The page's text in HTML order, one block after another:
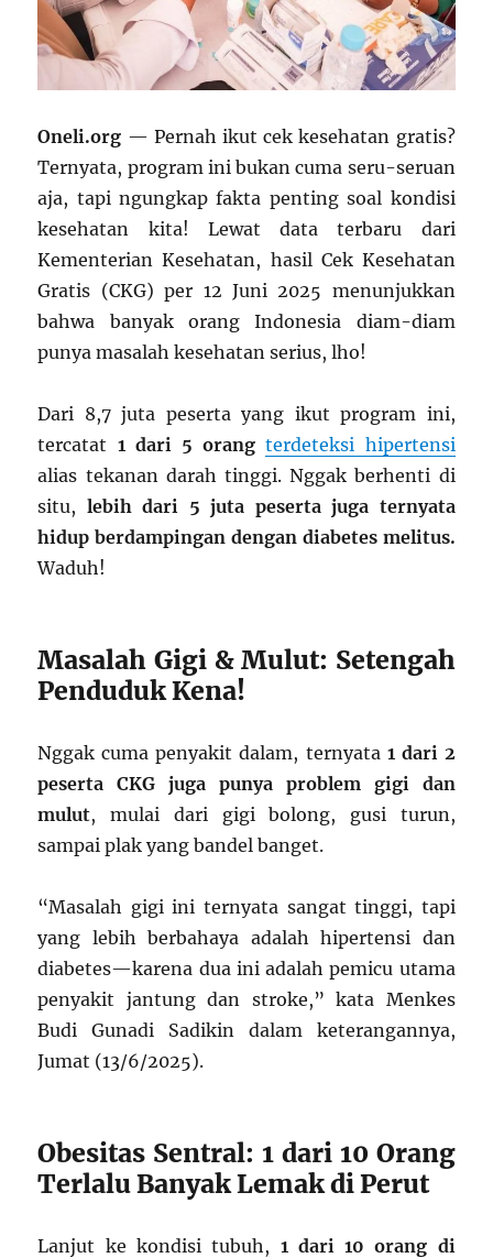
Oneli.org — Pernah ikut cek kesehatan gratis?
Ternyata, program ini bukan cuma seru-seruan
aja, tapi ngungkap fakta penting soal kondisi
kesehatan kita! Lewat data terbaru dari
Kementerian Kesehatan, hasil Cek Kesehatan
Gratis (CKG) per 12 Juni 2025 menunjukkan
bahwa banyak orang Indonesia diam-diam
punya masalah kesehatan serius, lho!
Dari 8,7 juta peserta yang ikut program ini,
tercatat 1 dari 5 orangterdeteksi hipertensi
alias tekanan darah tinggi. Nggak berhenti di
situ, lebih dari 5 juta peserta juga ternyata
hidup berdampingan dengan diabetes melitus.
Waduh!
Masalah Gigi & Mulut: Setengah
Penduduk Kena!
Nggak cuma penyakit dalam, ternyata 1 dari 2
peserta CKG juga punya problem gigi dan
mulut, mulai dari gigi bolong, gusi turun,
sampai plak yang bandel banget.
“Masalah gigi ini ternyata sangat tinggi, tapi
yang lebih berbahaya adalah hipertensi dan
diabetes—karena dua ini adalah pemicu utama
penyakit jantung dan stroke,” kata Menkes
Budi Gunadi Sadikin dalam keterangannya,
Jumat (13/6/2025).
Obesitas Sentral: 1 dari 10 Orang
Terlalu Banyak Lemak di Perut
Lanjut ke kondisi tubuh, 1 dari 10 orang di